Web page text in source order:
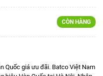
CÒN HÀNG
Quốc giá ưu đãi. Batco Việt Nam